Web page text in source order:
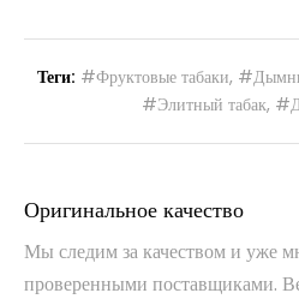
Теги: #Фруктовые табаки,
#Элитный табак,
Оригинальное качество
Мы следим за качеством и уже
проверенными поставщиками.